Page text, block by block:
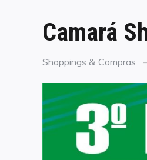
Camará
Categories
Shoppings & Compras